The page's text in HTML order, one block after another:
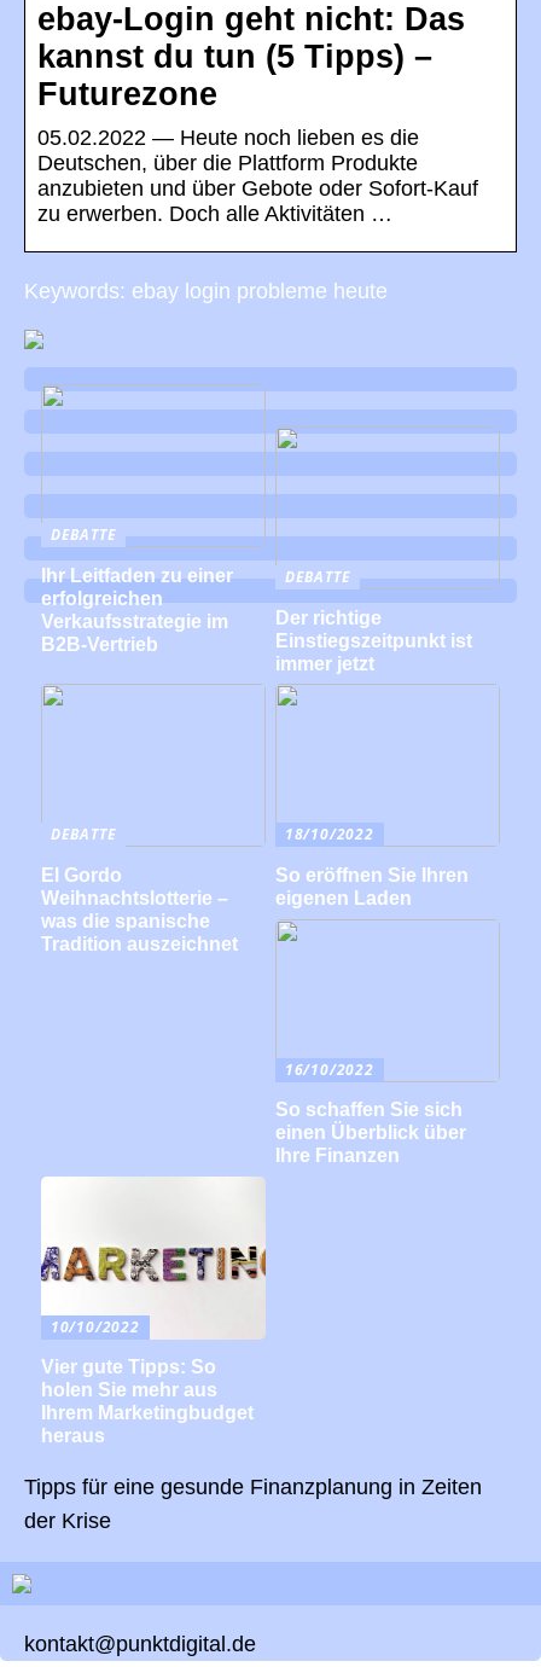
ebay-Login geht nicht: Das
kannst du tun (5 Tipps) –
Futurezone
05.02.2022 — Heute noch lieben es die
Deutschen, über die Plattform Produkte
anzubieten und über Gebote oder Sofort-Kauf
zu erwerben. Doch alle Aktivitäten …
Keywords: ebay login probleme heute
DEBATTE
Ihr Leitfaden zu einer
erfolgreichen
Verkaufsstrategie im
B2B-Vertrieb
DEBATTE
Der richtige
Einstiegszeitpunkt ist
immer jetzt
DEBATTE
El Gordo
Weihnachtslotterie –
was die spanische
Tradition auszeichnet
18/10/2022
So eröffnen Sie Ihren
eigenen Laden
16/10/2022
So schaffen Sie sich
einen Überblick über
Ihre Finanzen
10/10/2022
Vier gute Tipps: So
holen Sie mehr aus
Ihrem Marketingbudget
heraus
Tipps für eine gesunde Finanzplanung in Zeiten
der Krise
kontakt@punktdigital.de